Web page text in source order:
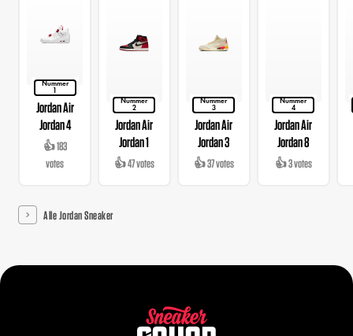
Nummer
1
Jordan Air
Jordan 4
👍 183
votes
Nummer
2
Jordan Air
Jordan 1
👍 47 votes
Nummer
3
Jordan Air
Jordan 3
👍 37 votes
Nummer
4
Jordan Air
Jordan 8
👍 3 votes
Alle Jordan Sneaker